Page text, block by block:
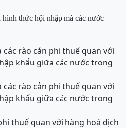
thức hội nhập mà các nước
các rào cản phi thuế quan với
khẩu giữa các nước trong
các rào cản phi thuế quan với
khẩu giữa các nước trong
thuế quan với hàng hoá dịch